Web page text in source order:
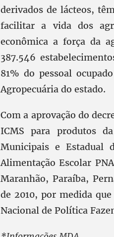
derivados de lácteos,
facilitar a vida dos
econômica a força da
387.546
81% do pessoal
Agropecuária do estado.
Com a aprovação do
ICMS para produtos
Municipais e Estadual
Alimentação Escolar
Maranhão, Paraíba,
de 2010, por medida
Nacional de Política